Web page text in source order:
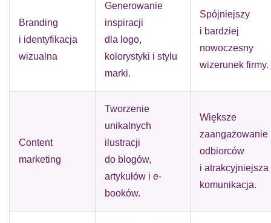
Branding
i identyfikacja
wizualna
Generowanie
inspiracji
dla logo,
kolorystyki i stylu
marki.
Spójniejszy
i bardziej
nowoczesny
wizerunek firmy.
Content
marketing
Tworzenie
unikalnych
ilustracji
do blogów,
artykułów i e-
booków.
Większe
zaangażowanie
odbiorców
i atrakcyjniejsza
komunikacja.